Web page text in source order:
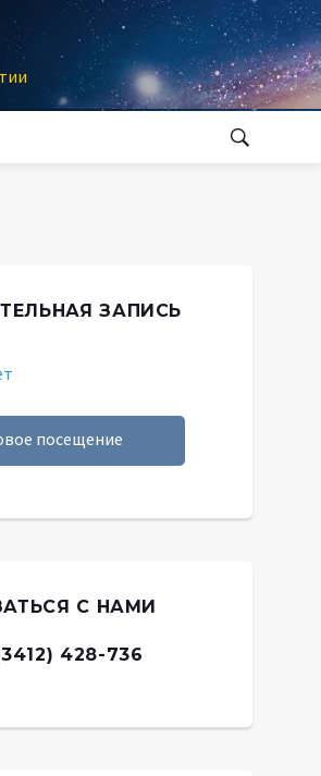
ЗАПИСЬ
посещение
С НАМИ
428-736